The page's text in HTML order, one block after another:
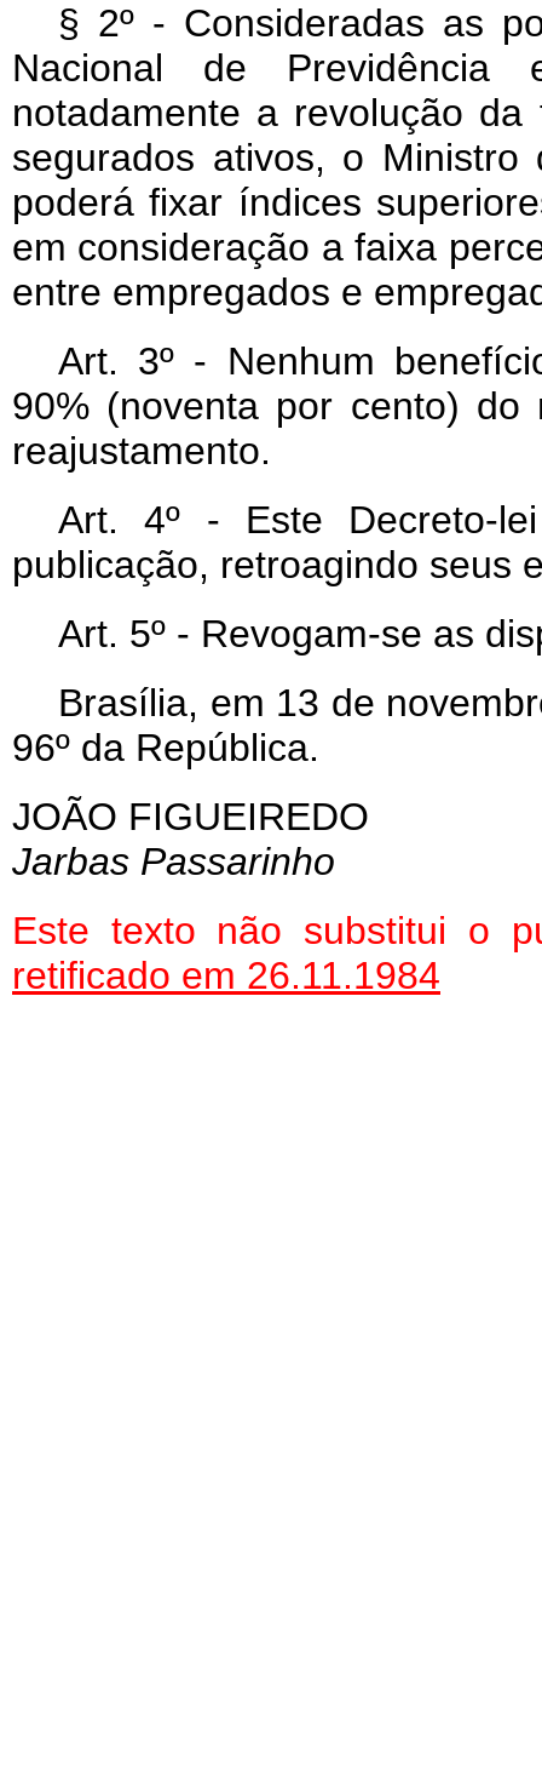
§ 2º - Consideradas as
Nacional de Previdência
notadamente a revolução
segurados ativos, o Ministro
poderá fixar índices
em consideração a faixa
entre empregados e
Art. 3º - Nenhum
90% (noventa por cento)
reajustamento.
Art. 4º - Este Decreto-
publicação, retroagindo seus
Art. 5º - Revogam-se as
Brasília, em 13 de
96º da República.
JOÃO FIGUEIREDO
Jarbas Passarinho
Este texto não substitui o
retificado em 26.11.1984